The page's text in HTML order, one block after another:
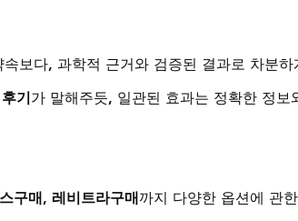
보다, 과학적 근거와 검증된 결과로 차분하
기가 말해주듯, 일관된 효과는 정확한 정보
구매, 레비트라구매까지 다양한 옵션에 관